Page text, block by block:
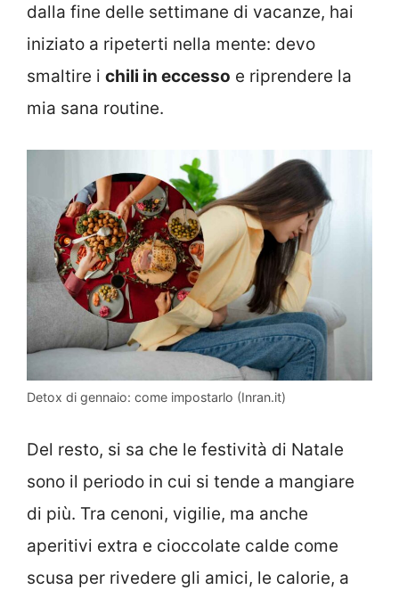
dalla fine delle settimane di vacanze, hai
iniziato a ripeterti nella mente: devo
smaltire i chili in eccesso e riprendere la
mia sana routine.
Detox di gennaio: come impostarlo (Inran.it)
Del resto, si sa che le festività di Natale
sono il periodo in cui si tende a mangiare
di più. Tra cenoni, vigilie, ma anche
aperitivi extra e cioccolate calde come
scusa per rivedere gli amici, le calorie, a